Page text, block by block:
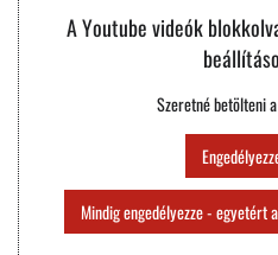
A Youtube videók
Szeretné betölteni
Mindig engedélyezze - egyetért